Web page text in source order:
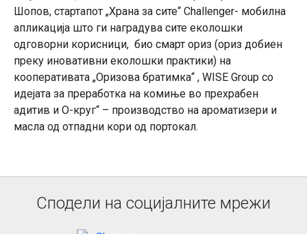
Шопов, стартапот „Храна за сите“ Challenger- мобилна
апликација што ги наградува сите еколошки
одговорни корисници, био смарт ориз (ориз добиен
преку иновативни еколошки практики) на
кооперативата „Оризова братимка“ , WISE Group со
идејата за преработка на комиње во прехрабен
адитив и О-круг“ – производство на ароматизери и
масла од отпадни кори од портокал.
Сподели на социјалните мрежи